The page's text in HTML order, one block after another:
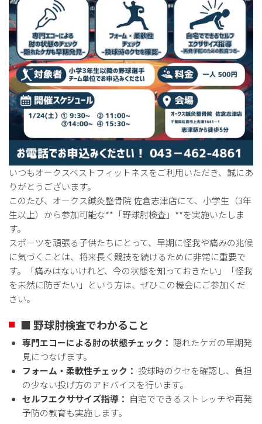
いつもオークスベストフィットネスをご利用いただき、誠にあ
りがとうございます。
このたび、オークス鍼灸整骨院 佐倉志津店にて、小学生（3年
生以上）から参加可能な**「野球肘検査」**を実施いたしま
す。
スポーツを頑張る子供たちにとって、早期に怪我や痛みの兆候
に気づくことは、将来長く競技を続けるために非常に重要で
す。「痛みはないけれど、今の状態を知っておきたい」「怪我
を未然に防ぎたい」という方は、ぜひこの機会にご参加くだ
さい。
■ 野球肘検査でわかること
専門エコーによる肘の状態チェック： 隠れたケガの早期発
見につなげます。
フォーム・柔軟性チェック： 投球時のクセを確認し、負担
の少ない投げ方のアドバイスを行います。
セルフエクササイズ指導： 自宅でできるストレッチや再発
予防の教育も実施します。